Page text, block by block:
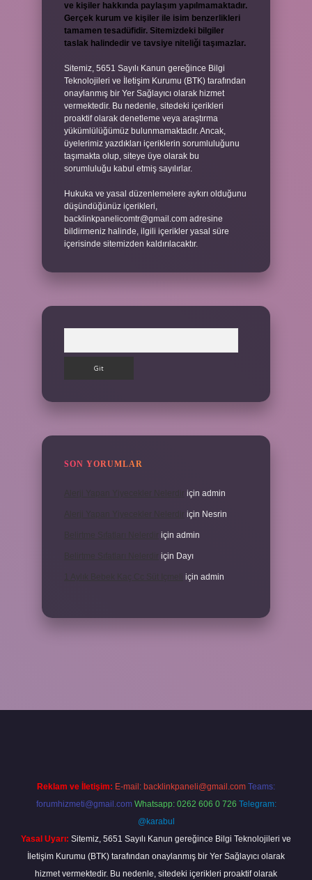
ve kişiler hakkında paylaşım yapılmamaktadır.
Gerçek kurum ve kişiler ile isim benzerlikleri
tamamen tesadüfidir. Sitemizdeki bilgiler
taslak halindedir ve tavsiye niteliği taşımazlar.
Sitemiz, 5651 Sayılı Kanun gereğince Bilgi
Teknolojileri ve İletişim Kurumu (BTK) tarafından
onaylanmış bir Yer Sağlayıcı olarak hizmet
vermektedir. Bu nedenle, sitedeki içerikleri
proaktif olarak denetleme veya araştırma
yükümlülüğümüz bulunmamaktadır. Ancak,
üyelerimiz yazdıkları içeriklerin sorumluluğunu
taşımakta olup, siteye üye olarak bu
sorumluluğu kabul etmiş sayılırlar.
Hukuka ve yasal düzenlemelere aykırı olduğunu
düşündüğünüz içerikleri,
backlinkpanelicomtr@gmail.com adresine
bildirmeniz halinde, ilgili içerikler yasal süre
içerisinde sitemizden kaldırılacaktır.
SON YORUMLAR
için admin
için Nesrin
için admin
için Dayı
için admin
Reklam ve İletişim: E-mail: backlinkpaneli@gmail.com Teams:
forumhizmeti@gmail.com Whatsapp: 0262 606 0 726 Telegram:
@karabul
Yasal Uyarı: Sitemiz, 5651 Sayılı Kanun gereğince Bilgi Teknolojileri ve
İletişim Kurumu (BTK) tarafından onaylanmış bir Yer Sağlayıcı olarak
hizmet vermektedir. Bu nedenle, sitedeki içerikleri proaktif olarak